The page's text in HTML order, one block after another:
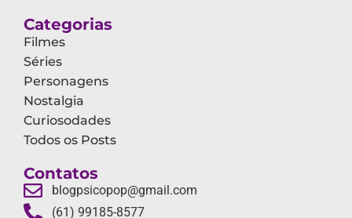
Categorias
Filmes
Séries
Personagens
Nostalgia
Curiosodades
Todos os Posts
Contatos
blogpsicopop@gmail.com
(61) 99185-8577